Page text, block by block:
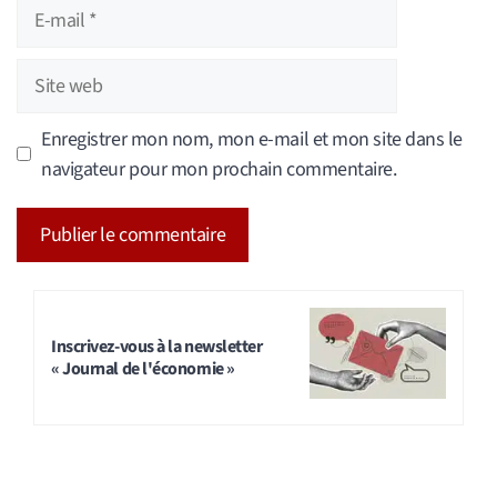
Site
web
Enregistrer mon nom, mon e-mail et mon site dans le
navigateur pour mon prochain commentaire.
Inscrivez-vous à la newsletter
« Journal de l'économie »